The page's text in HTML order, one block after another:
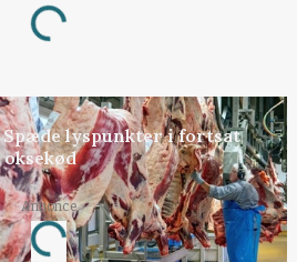
Loading...
lyspunkter i fortsat
Annonce
Loading...